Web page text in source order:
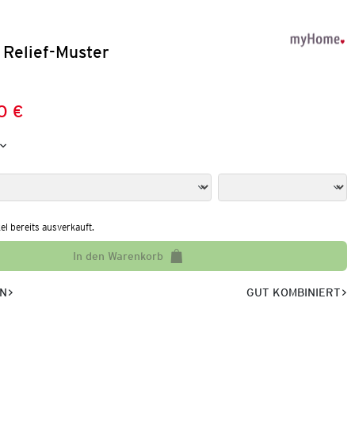
Muster
€
bereits ausverkauft.
In den Warenkorb
GUT KOMBINIERT